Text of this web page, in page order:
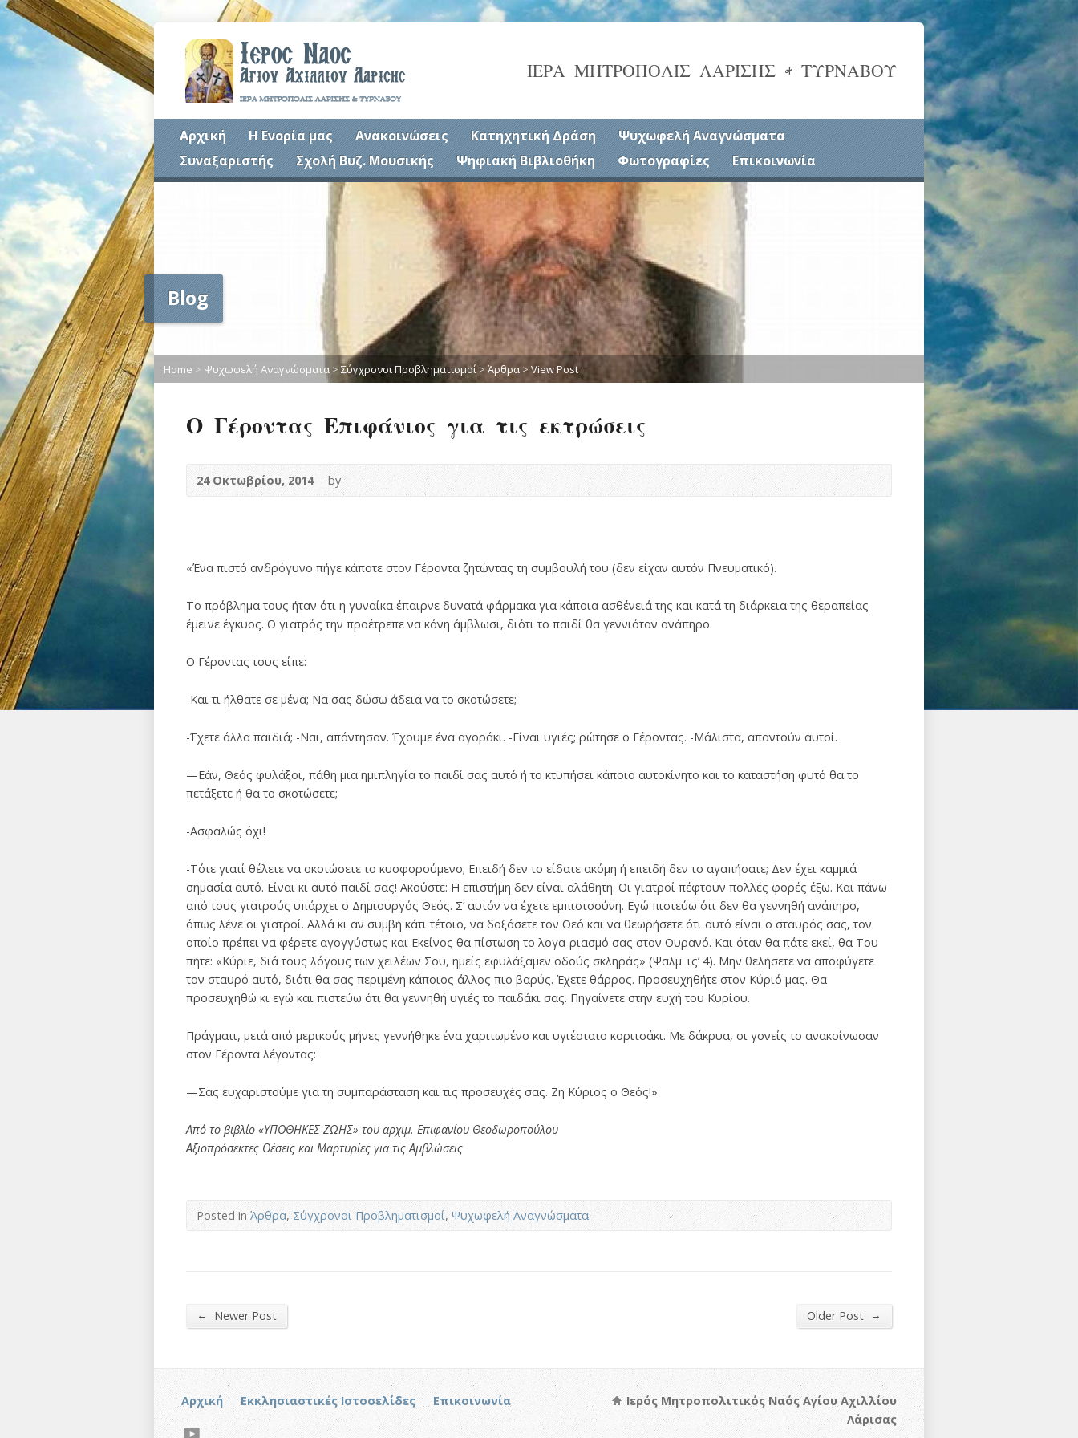
ΙΕΡΑ ΜΗΤΡΟΠΟΛΙΣ ΛΑΡΙΣΗΣ & ΤΥΡΝΑΒΟΥ
Αρχική Η Ενορία μας Ανακοινώσεις Κατηχητική Δράση
Ψυχωφελή Αναγνώσματα
Συναξαριστής
Σχολή Βυζ. Μουσικής Ψηφιακή Βιβλιοθήκη Φωτογραφίες Επικοινωνία
Blog
Home > Ψυχωφελή Αναγνώσματα > Σύγχρονοι Προβληματισμοί > Άρθρα > View Post
Ο Γέροντας Επιφάνιος για τις εκτρώσεις
24 Οκτωβρίου, 2014 by
«Ένα πιστό ανδρόγυνο πήγε κάποτε στον Γέροντα ζητώντας τη συμβουλή του (δεν είχαν αυτόν Πνευματικό).
Το πρόβλημα τους ήταν ότι η γυναίκα έπαιρνε δυνατά φάρμακα για κάποια ασθένειά της και κατά τη διάρκεια της θεραπείας
έμεινε έγκυος. Ο γιατρός την προέτρεπε να κάνη άμβλωσι, διότι το παιδί θα γεννιόταν ανάπηρο.
Ο Γέροντας τους είπε:
-Και τι ήλθατε σε μένα; Να σας δώσω άδεια να το σκοτώσετε;
-Έχετε άλλα παιδιά; -Ναι, απάντησαν. Έχουμε ένα αγοράκι. -Είναι υγιές; ρώτησε ο Γέροντας. -Μάλιστα, απαντούν αυτοί.
—Εάν, Θεός φυλάξοι, πάθη μια ημιπληγία το παιδί σας αυτό ή το κτυπήσει κάποιο αυτοκίνητο και το καταστήση φυτό θα το
πετάξετε ή θα το σκοτώσετε;
-Ασφαλώς όχι!
-Τότε γιατί θέλετε να σκοτώσετε το κυοφορούμενο; Επειδή δεν το είδατε ακόμη ή επειδή δεν το αγαπήσατε; Δεν έχει καμμιά
σημασία αυτό. Είναι κι αυτό παιδί σας! Ακούστε: Η επιστήμη δεν είναι αλάθητη. Οι γιατροί πέφτουν πολλές φορές έξω. Και πάνω
από τους γιατρούς υπάρχει ο Δημιουργός Θεός. Σ’ αυτόν να έχετε εμπιστοσύνη. Εγώ πιστεύω ότι δεν θα γεννηθή ανάπηρο,
όπως λένε οι γιατροί. Αλλά κι αν συμβή κάτι τέτοιο, να δοξάσετε τον Θεό και να θεωρήσετε ότι αυτό είναι ο σταυρός σας, τον
οποίο πρέπει να φέρετε αγογγύστως και Εκείνος θα πίστωση το λογα-ριασμό σας στον Ουρανό. Και όταν θα πάτε εκεί, θα Του
πήτε: «Κύριε, διά τους λόγους των χειλέων Σου, ημείς εφυλάξαμεν οδούς σκληράς» (Ψαλμ. ις’ 4). Μην θελήσετε να αποφύγετε
τον σταυρό αυτό, διότι θα σας περιμένη κάποιος άλλος πιο βαρύς. Έχετε θάρρος. Προσευχηθήτε στον Κύριό μας. Θα
προσευχηθώ κι εγώ και πιστεύω ότι θα γεννηθή υγιές το παιδάκι σας. Πηγαίνετε στην ευχή του Κυρίου.
Πράγματι, μετά από μερικούς μήνες γεννήθηκε ένα χαριτωμένο και υγιέστατο κοριτσάκι. Με δάκρυα, οι γονείς το ανακοίνωσαν
στον Γέροντα λέγοντας:
—Σας ευχαριστούμε για τη συμπαράσταση και τις προσευχές σας. Ζη Κύριος ο Θεός!»
Από το βιβλίο «ΥΠΟΘΗΚΕΣ ΖΩΗΣ» του αρχιμ. Επιφανίου Θεοδωροπούλου
Αξιοπρόσεκτες Θέσεις και Μαρτυρίες για τις Αμβλώσεις
Posted inΆρθρα,Σύγχρονοι Προβληματισμοί, Ψυχωφελή Αναγνώσματα
← Newer Post Older Post →
Αρχική Εκκλησιαστικές Ιστοσελίδες Επικοινωνία
Ιερός Μητροπολιτικός Ναός Αγίου Αχιλλίου
Λάρισας